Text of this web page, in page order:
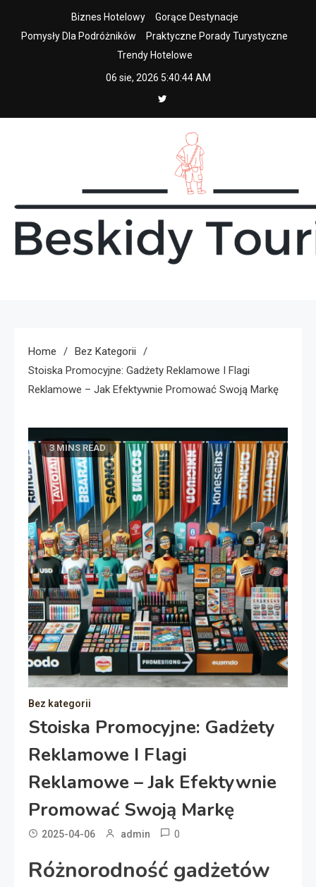
Biznes Hotelowy
Gorące Destynacje
Pomysły Dla Podróżników
Praktyczne Porady Turystyczne
Trendy Hotelowe
06 sie, 2026 5:40:45 AM
Home
Bez Kategorii
Stoiska Promocyjne: Gadżety Reklamowe I Flagi
Reklamowe – Jak Efektywnie Promować Swoją Markę
3 MINS READ
Bez kategorii
Stoiska Promocyjne: Gadżety
Reklamowe I Flagi
Reklamowe – Jak Efektywnie
Promować Swoją Markę
2025-04-06 admin 0
Różnorodność gadżetów